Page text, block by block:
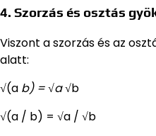
4. Szorzás és osztás
Viszont a szorzás és az
alatt:
√(a b) = √a√b
√(a / b) = √a / √b